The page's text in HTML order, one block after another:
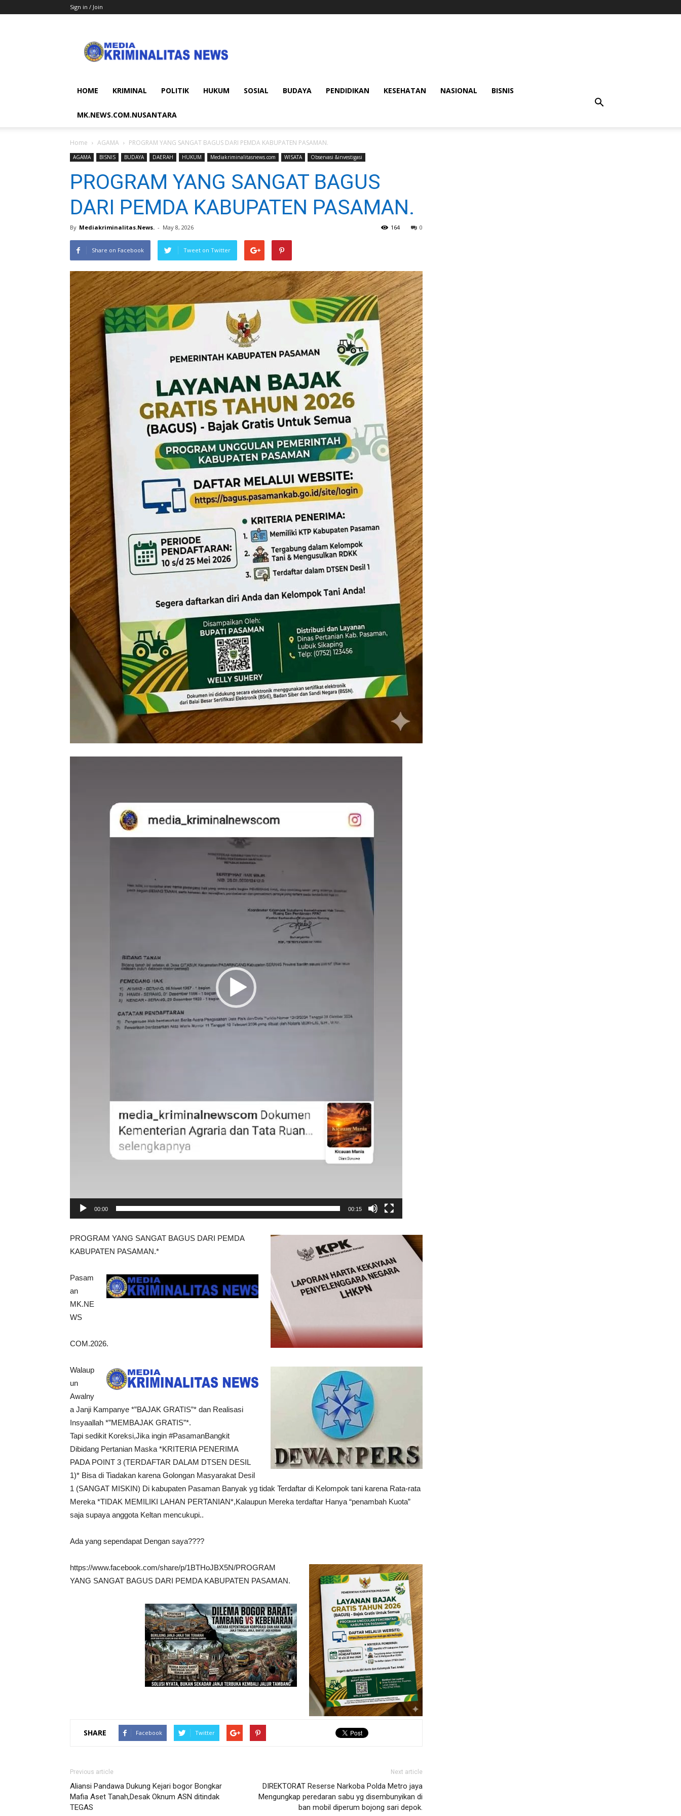
Sign in / Join
KRIMINALITAS
NEWS
HOME KRIMINAL POLITIK HUKUM SOSIAL BUDAYA PENDIDIKAN KESEHATAN NASIONAL BISNIS
MK.NEWS.COM.NUSANTARA
Home AGAMA PROGRAM YANG SANGAT BAGUS DARI PEMDA KABUPATEN PASAMAN.
AGAMA BISNIS BUDAYA DAERAH HUKUM Mediakriminalitasnews.com WISATA Observasi &investigasi
PROGRAM YANG SANGAT BAGUS
DARI PEMDA KABUPATEN PASAMAN.
By Mediakriminalitas.News. - May 8, 2026 0
164
Share on Facebook Tweet on Twitter
00:00 00:15
PROGRAM YANG SANGAT BAGUS DARI PEMDA
KABUPATEN PASAMAN.*
Pasam
an
MK.NE
WS
COM.2026.
Walaup
un
Awalny
a Janji Kampanye *”BAJAK GRATIS”* dan Realisasi
Insyaallah *”MEMBAJAK GRATIS”*.
Tapi sedikit Koreksi,Jika ingin #PasamanBangkit
Dibidang Pertanian Maska *KRITERIA PENERIMA
PADA POINT 3 (TERDAFTAR DALAM DTSEN DESIL
1)* Bisa di Tiadakan karena Golongan Masyarakat Desil
1 (SANGAT MISKIN) Di kabupaten Pasaman Banyak yg tidak Terdaftar di Kelompok tani karena Rata-rata
Mereka *TIDAK MEMILIKI LAHAN PERTANIAN*,Kalaupun Mereka terdaftar Hanya “penambah Kuota”
saja supaya anggota Keltan mencukupi..
Ada yang sependapat Dengan saya????
https://www.facebook.com/share/p/1BTHoJBX5N/PROGRAM
YANG SANGAT BAGUS DARI PEMDA KABUPATEN PASAMAN.
SHARE Facebook Twitter
Previous article
Aliansi Pandawa Dukung Kejari bogor Bongkar
Mafia Aset Tanah,Desak Oknum ASN ditindak
TEGAS
Next article
DIREKTORAT Reserse Narkoba Polda Metro jaya
Mengungkap peredaran sabu yg disembunyikan di
ban mobil diperum bojong sari depok.